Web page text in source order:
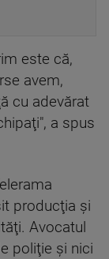
este că,
avem,
cu adevărat
a spus
producţia şi
Avocatul
poliţie şi nici